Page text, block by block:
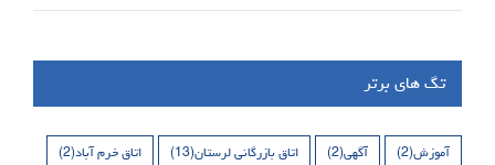
تگ های برتر
آموزش(2) آگهی(2) اتاق بازرگانی لرستان(13) اتاق خرم آباد(2)